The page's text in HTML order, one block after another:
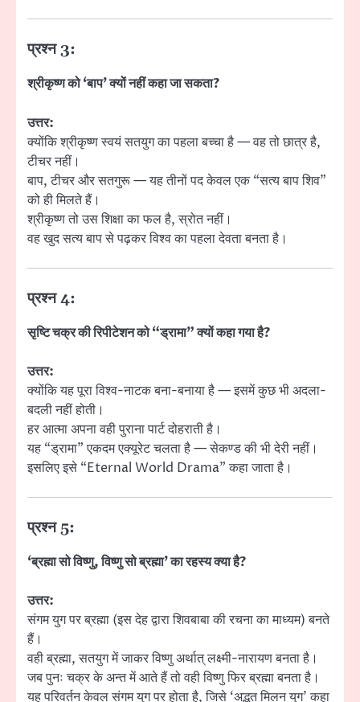
प्रश्न 3:
श्रीकृष्ण को ‘बाप’ क्यों नहीं कहा जा सकता?
उत्तर:
क्योंकि श्रीकृष्ण स्वयं सतयुग का पहला बच्चा है — वह तो छात्र है,
टीचर नहीं।
बाप, टीचर और सतगुरू — यह तीनों पद केवल एक “सत्य बाप शिव”
को ही मिलते हैं।
श्रीकृष्ण तो उस शिक्षा का फल है, स्रोत नहीं।
वह खुद सत्य बाप से पढ़कर विश्व का पहला देवता बनता है।
प्रश्न 4:
सृष्टि चक्र की रिपीटेशन को “ड्रामा” क्यों कहा गया है?
उत्तर:
क्योंकि यह पूरा विश्व-नाटक बना-बनाया है — इसमें कुछ भी अदला-
बदली नहीं होती।
हर आत्मा अपना वही पुराना पार्ट दोहराती है।
यह “ड्रामा” एकदम एक्यूरेट चलता है — सेकण्ड की भी देरी नहीं।
इसलिए इसे “Eternal World Drama” कहा जाता है।
प्रश्न 5:
‘ब्रह्मा सो विष्णु, विष्णु सो ब्रह्मा’ का रहस्य क्या है?
उत्तर:
संगम युग पर ब्रह्मा (इस देह द्वारा शिवबाबा की रचना का माध्यम) बनते
हैं।
वही ब्रह्मा, सतयुग में जाकर विष्णु अर्थात् लक्ष्मी-नारायण बनता है।
जब पुनः चक्र के अन्त में आते हैं तो वही विष्णु फिर ब्रह्मा बनता है।
यह परिवर्तन केवल संगम युग पर होता है, जिसे ‘अद्भुत मिलन युग’ कहा